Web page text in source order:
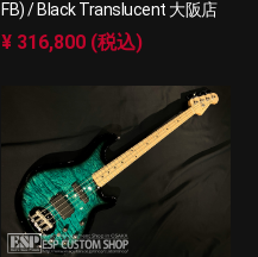
FB) / Black Translucent 大阪店
¥ 316,800 (税込)